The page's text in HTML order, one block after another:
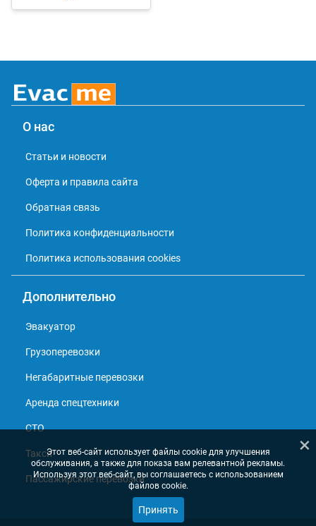
О нас
Статьи и новости
Оферта и правила сайта
Обратная связь
Политика конфиденциальности
Политика использования cookies
Дополнительно
Эвакуатор
Грузоперевозки
Негабаритные перевозки
Аренда спецтехники
СТО
Такси
Пассажирские перевозки
×
Этот веб-сайт использует файлы cookie для улучшения
обслуживания, а также для показа вам релевантной рекламы.
Используя этот веб-сайт, вы соглашаетесь с использованием
файлов cookie.
Принять